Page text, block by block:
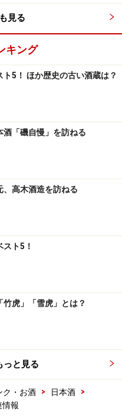
見る
キング
ト5！ ほか歴史の古い酒蔵は？
酒「磯自慢」を訪ねる
、高木酒造を訪ねる
スト5！
虎」「雪虎」とは？
っと見る
ク・お酒 > 日本酒
>
情報